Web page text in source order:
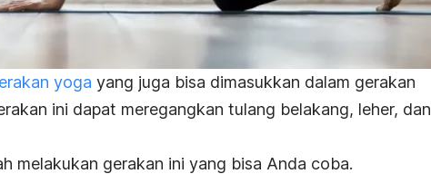
yoga yang juga bisa dimasukkan dalam gerakan
ini dapat meregangkan tulang belakang, leher, dan
melakukan gerakan ini yang bisa Anda coba.